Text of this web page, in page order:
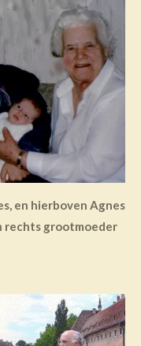
en hierboven Agnes
rechts grootmoeder